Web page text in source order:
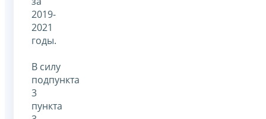
2019-
2021
годы.
В силу
подпункта
3
пункта